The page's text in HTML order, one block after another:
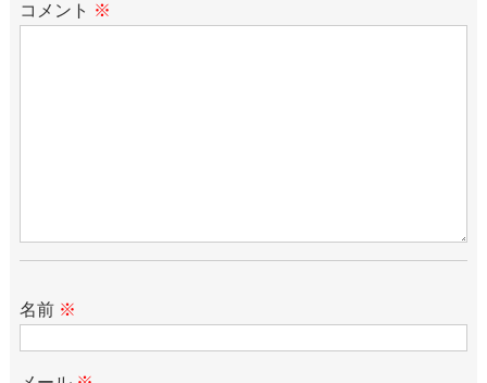
コメント ※
名前 ※